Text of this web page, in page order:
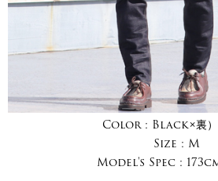
Color : Black×裏
Size : M
Model's Spec :